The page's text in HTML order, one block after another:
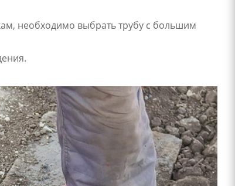
необходимо выбрать трубу с большим